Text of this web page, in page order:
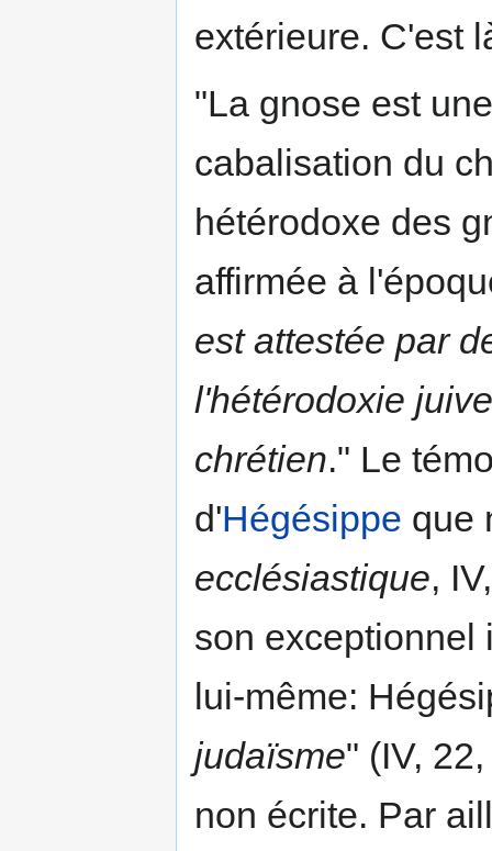
extérieure. C'est
"La gnose est
cabalisation du
hétérodoxe des
affirmée à
est attestée par
l'hétérodoxie
chrétien." Le
d'Hégésippe que
ecclésiastique,
son exceptionnel
lui-même:
judaïsme" (IV,
non écrite. Par